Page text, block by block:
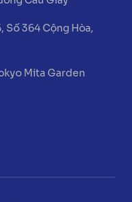
Số 364 Cộng Hòa,
Mita Garden